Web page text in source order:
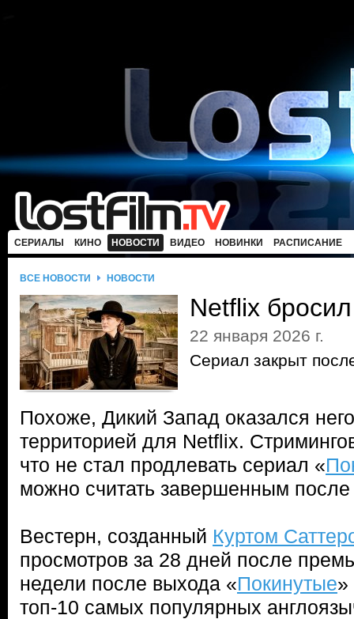
СЕРИАЛЫ КИНО НОВОСТИ ВИДЕО НОВИНКИ РАСПИСАНИЕ
ВСЕ НОВОСТИ НОВОСТИ
Netflix
22 января 2026 г.
Сериал закрыт
Похоже, Дикий Запад оказался
территорией для Netflix.
что не стал продлевать сериал «
можно считать завершенным после
Вестерн, созданный Куртом
просмотров за 28 дней после
недели после выхода «Покинутые»
топ-10 самых популярных